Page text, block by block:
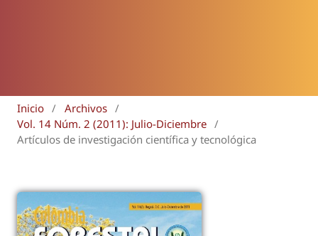
Inicio / Archivos /
Vol. 14 Núm. 2 (2011): Julio-Diciembre /
Artículos de investigación científica y tecnológica